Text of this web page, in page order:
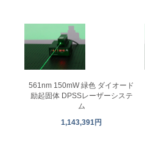
561nm 150mW 緑色 ダイオード
励起固体 DPSSレーザーシステ
ム
1,143,391円